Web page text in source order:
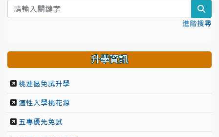
進階搜尋
升學資訊
桃連區免試升學
適性入學桃花源
五專優先免試